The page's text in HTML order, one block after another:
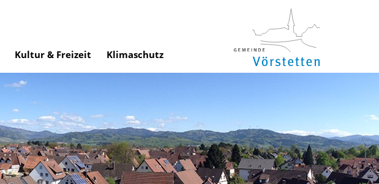
Kultur & Freizeit Klimaschutz